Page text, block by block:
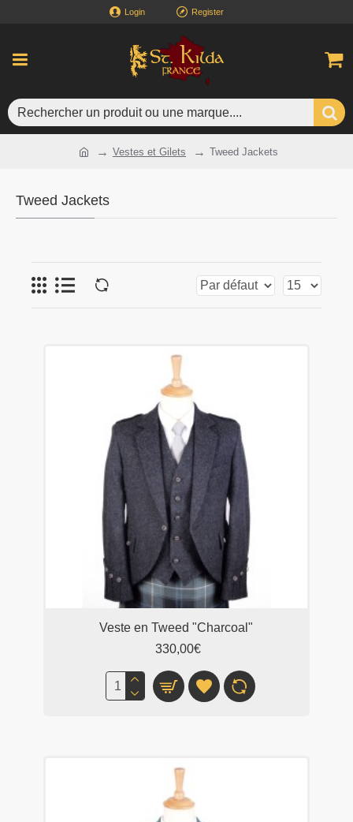
Login Register
Vestes et Gilets Tweed Jackets
Tweed Jackets
Veste en Tweed "Charcoal"
330,00€